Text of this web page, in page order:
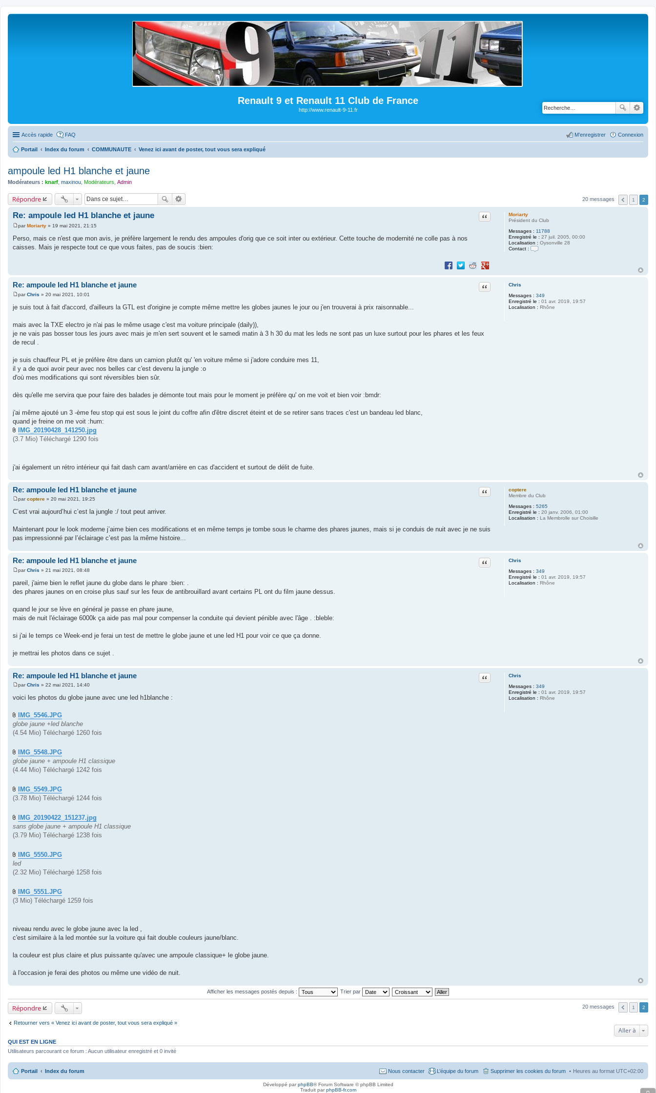
Renault 9 et Renault 11 Club de France
http://www.renault-9-11.fr
Accès rapide FAQ Connexion
M’enregistrer
Portail Index du forum COMMUNAUTE Venez ici avant de poster, tout vous sera expliqué
ampoule led H1 blanche et jaune
Modérateurs : knarf maxinou Modérateurs Admin
Répondre 20 messages 1 2
Moriarty
Président du Club
Messages : 11788
Enregistré le : 27 juil. 2005, 00:00
Localisation : Oysonville 28
Contact :
e
r
M
Re: ampoule led H1 blanche et jaune Citation
M
s
s
parMoriarty » 19 mai 2021, 21:15
Perso, mais ce n'est que mon avis, je préfère largement le rendu des ampoules d'orig que ce soit inter ou extérieur. Cette touche de modernité ne colle pas à nos
caisses. Mais je respecte tout ce que vous faites, pas de soucis :bien:
Partager sur Facebook
Partager sur Twitter
Partager sur Reddit
Partager sur Google+
Chris
Messages : 349
Enregistré le : 01 avr. 2019, 19:57
Localisation : Rhône
Re: ampoule led H1 blanche et jaune Citation
M
s
g
e
parChris » 20 mai 2021, 10:01
je suis tout à fait d'accord, d'ailleurs la GTL est d'origine je compte même mettre les globes jaunes le jour ou j'en trouverai à prix raisonnable...
mais avec la TXE electro je n'ai pas le même usage c'est ma voiture principale (daily)),
je ne vais pas bosser tous les jours avec mais je m'en sert souvent et le samedi matin à 3 h 30 du mat les leds ne sont pas un luxe surtout pour les phares et les feux
de recul .
je suis chauffeur PL et je préfère être dans un camion plutôt qu' 'en voiture même si j'adore conduire mes 11,
il y a de quoi avoir peur avec nos belles car c'est devenu la jungle :o
d'où mes modifications qui sont réversibles bien sûr.
dès qu'elle me servira que pour faire des balades je démonte tout mais pour le moment je préfère qu' on me voit et bien voir :bmdr:
j'ai même ajouté un 3 -ème feu stop qui est sous le joint du coffre afin d'être discret éteint et de se retirer sans traces c'est un bandeau led blanc,
quand je freine on me voit :hum:
IMG_20190428_141250.jpg
(3.7 Mio) Téléchargé 1290 fois
j'ai également un rétro intérieur qui fait dash cam avant/arrière en cas d'accident et surtout de délit de fuite.
coptere
Membre du Club
Messages : 5265
Enregistré le : 20 janv. 2006, 01:00
Localisation : La Membrolle sur Choisille
Re: ampoule led H1 blanche et jaune Citation
M
s
g
e
parcoptere » 20 mai 2021, 19:25
C’est vrai aujourd’hui c’est la jungle :/ tout peut arriver.
Maintenant pour le look moderne j’aime bien ces modifications et en même temps je tombe sous le charme des phares jaunes, mais si je conduis de nuit avec je ne suis
pas impressionné par l’éclairage c’est pas la même histoire...
Chris
Messages : 349
Enregistré le : 01 avr. 2019, 19:57
Localisation : Rhône
Re: ampoule led H1 blanche et jaune Citation
M
s
s
e
parChris » 21 mai 2021, 08:48
pareil, j'aime bien le reflet jaune du globe dans le phare :bien: .
des phares jaunes on en croise plus sauf sur les feux de antibrouillard avant certains PL ont du film jaune dessus.
quand le jour se lève en général je passe en phare jaune,
mais de nuit l'éclairage 6000k ça aide pas mal pour compenser la conduite qui devient pénible avec l'âge . :bleble:
si j'ai le temps ce Week-end je ferai un test de mettre le globe jaune et une led H1 pour voir ce que ça donne.
je mettrai les photos dans ce sujet .
Chris
Messages : 349
Enregistré le : 01 avr. 2019, 19:57
Localisation : Rhône
Re: ampoule led H1 blanche et jaune Citation
M
e
s
a
g
e
parChris » 22 mai 2021, 14:40
voici les photos du globe jaune avec une led h1blanche :
IMG_5546.JPG
globe jaune +led blanche
(4.54 Mio) Téléchargé 1260 fois
IMG_5548.JPG
globe jaune + ampoule H1 classique
(4.44 Mio) Téléchargé 1242 fois
IMG_5549.JPG
(3.78 Mio) Téléchargé 1244 fois
IMG_20190422_151237.jpg
sans globe jaune + ampoule H1 classique
(3.79 Mio) Téléchargé 1238 fois
IMG_5550.JPG
led
(2.32 Mio) Téléchargé 1258 fois
IMG_5551.JPG
(3 Mio) Téléchargé 1259 fois
niveau rendu avec le globe jaune avec la led ,
c'est similaire à la led montée sur la voiture qui fait double couleurs jaune/blanc.
la couleur est plus claire et plus puissante qu'avec une ampoule classique+ le globe jaune.
à l'occasion je ferai des photos ou même une vidéo de nuit.
Afficher les messages postés depuis : Trier par
Répondre 20 messages 1 2
Retourner vers « Venez ici avant de poster, tout vous sera expliqué »
Aller à
QUI EST EN LIGNE
Utilisateurs parcourant ce forum : Aucun utilisateur enregistré et 0 invité
Portail Index du forum Heures au format UTC+02:00
Supprimer les cookies du forum
L’équipe du forum
Nous contacter
Développé parphpBB® Forum Software © phpBB Limited
Traduit parphpBB-fr.com